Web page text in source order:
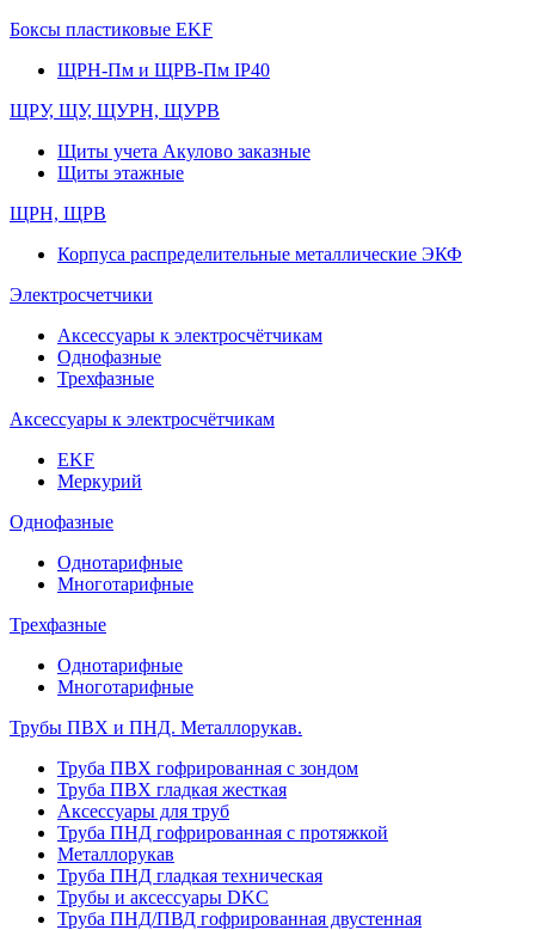
Боксы пластиковые EKF
ЩРН-Пм и ЩРВ-Пм IP40
ЩРУ, ЩУ, ЩУРН, ЩУРВ
Щиты учета Акулово заказные
Щиты этажные
ЩРН, ЩРВ
Корпуса распределительные металлические ЭКФ
Электросчетчики
Аксессуары к электросчётчикам
Однофазные
Трехфазные
Аксессуары к электросчётчикам
EKF
Меркурий
Однофазные
Однотарифные
Многотарифные
Трехфазные
Однотарифные
Многотарифные
Трубы ПВХ и ПНД. Металлорукав.
Труба ПВХ гофрированная с зондом
Труба ПВХ гладкая жесткая
Аксессуары для труб
Труба ПНД гофрированная с протяжкой
Металлорукав
Труба ПНД гладкая техническая
Трубы и аксессуары DKC
Труба ПНД/ПВД гофрированная двустенная